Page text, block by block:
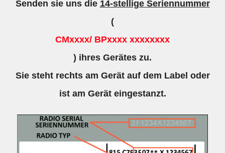
Senden sie uns die 14-stellige Seriennummer
(
CMxxxx/ BPxxxx xxxxxxxx
) ihres Gerätes zu.
Sie steht rechts am Gerät auf dem Label oder
ist am Gerät eingestanzt.